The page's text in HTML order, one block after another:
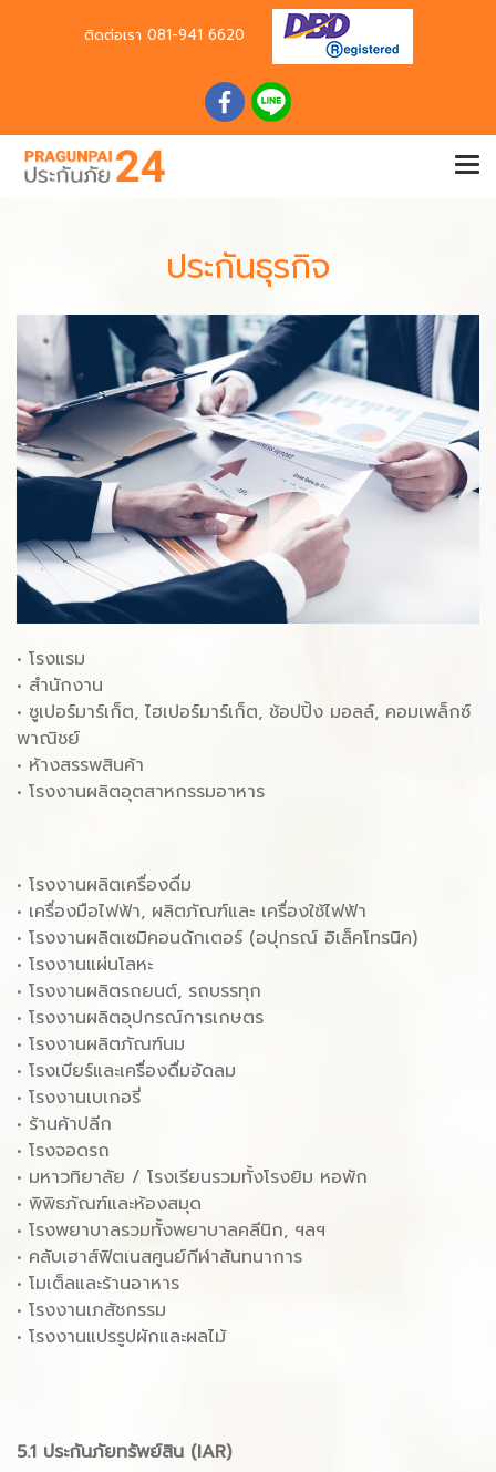
ติดต่อเรา 081-941 6620
ประกันธุรกิจ
• โรงแรม
• สํานักงาน
• ซูเปอร์มาร์เก็ต, ไฮเปอร์มาร์เก็ต, ช้อปปิ้ง มอลล์, คอมเพล็กซ์
พาณิชย์
• ห้างสรรพสินค้า
• โรงงานผลิตอุตสาหกรรมอาหาร
• โรงงานผลิตเครื่องดื่ม
• เครื่องมือไฟฟ้า, ผลิตภัณฑ์และ เครื่องใช้ไฟฟ้า
• โรงงานผลิตเซมิคอนดักเตอร์ (อปุกรณ์ อิเล็คโทรนิค)
• โรงงานแผ่นโลหะ
• โรงงานผลิตรถยนต์, รถบรรทุก
• โรงงานผลิตอุปกรณ์การเกษตร
• โรงงานผลิตภัณฑ์นม
• โรงเบียร์และเครื่องดื่มอัดลม
• โรงงานเบเกอรี่
• ร้านค้าปลีก
• โรงจอดรถ
• มหาวทิยาลัย / โรงเรียนรวมทั้งโรงยิม หอพัก
• พิพิธภัณฑ์และห้องสมุด
• โรงพยาบาลรวมทั้งพยาบาลคลีนิก, ฯลฯ
• คลับเฮาส์ฟิตเนสศูนย์กีฬาสันทนาการ
• โมเต็ลและร้านอาหาร
• โรงงานเภสัชกรรม
• โรงงานแปรรูปผักและผลไม้
5.1 ประกันภัยทรัพย์สิน (IAR)